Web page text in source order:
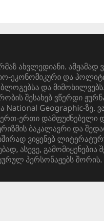
ახვლედიანი. ამჟამად
ეკონომიკური და
და
შესახებ ვწერდი
Geographic-ზე.
ერთი დამფუძნებელი
ბაკალავრი და
ვიყენებ
ასევე, გამომიყენებია
პერსონაჟებს შორის.